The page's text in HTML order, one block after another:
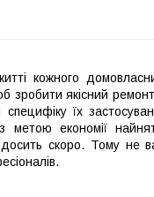
кожного
якісний
їх
економії
скоро. Тому не